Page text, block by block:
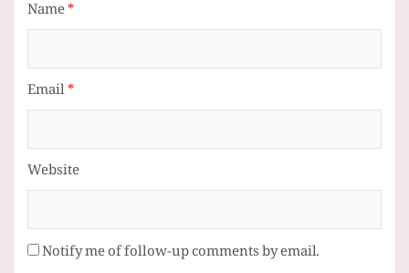
Name*
Email*
Website
Notify me of follow-up comments by email.